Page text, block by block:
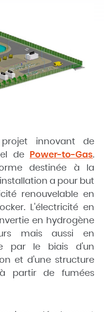
innovant de
de
Power-to-Gas.
destinée à la
a pour but
renouvelable en
L'électricité en
en hydrogène
mais aussi en
par le biais d'un
et d'une structure
partir de fumées